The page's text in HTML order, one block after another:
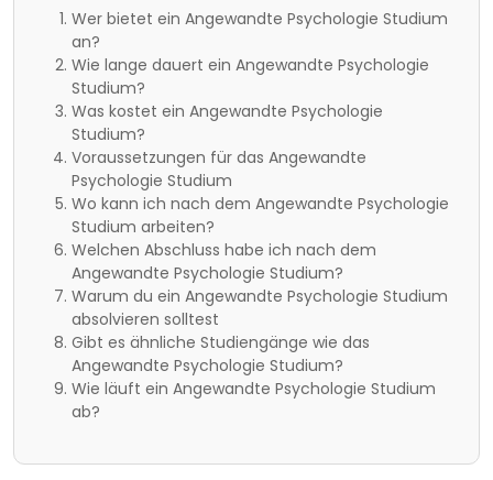
Wer bietet ein Angewandte Psychologie Studium
an?
Wie lange dauert ein Angewandte Psychologie
Studium?
Was kostet ein Angewandte Psychologie
Studium?
Voraussetzungen für das Angewandte
Psychologie Studium
Wo kann ich nach dem Angewandte Psychologie
Studium arbeiten?
Welchen Abschluss habe ich nach dem
Angewandte Psychologie Studium?
Warum du ein Angewandte Psychologie Studium
absolvieren solltest
Gibt es ähnliche Studiengänge wie das
Angewandte Psychologie Studium?
Wie läuft ein Angewandte Psychologie Studium
ab?